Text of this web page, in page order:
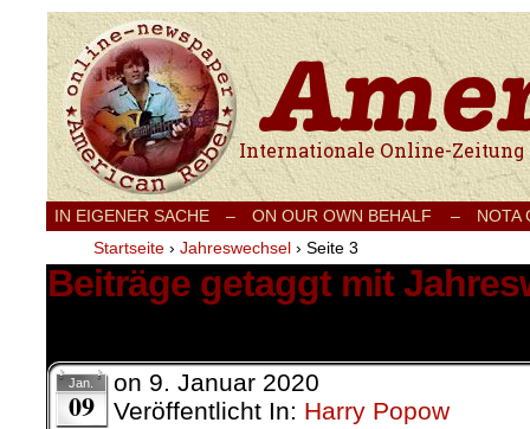
Internationale Onlinezeitung für Frieden,
IN EIGENER SACHE – ON OUR OWN BEHALF –
NOTA
Startseite › Jahreswechsel › Seite 3
Beiträge getaggt mit
Jan.
09
on 9. Januar 2020
Veröffentlicht In: Harry Popow